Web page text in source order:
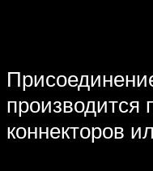
коннекторов